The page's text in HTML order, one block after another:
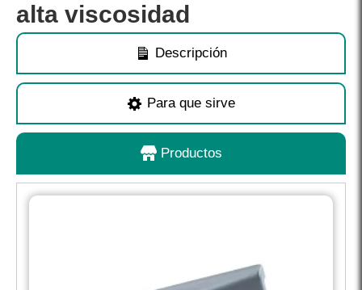
alta viscosidad
Descripción
Para que sirve
Productos